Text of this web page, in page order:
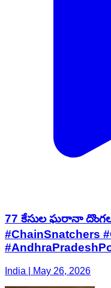
77 కేసుల ఘరానా
#ChainSnatchers
India | May 26, 2026